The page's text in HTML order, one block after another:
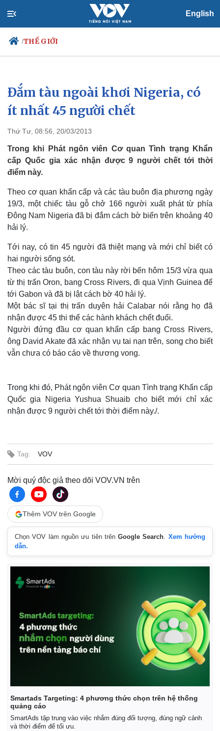
English
/THẾ GIỚI
Chính trị
Đảng
Tổ chức nhân sự
Nhận diện sự thật
Xã hội
Tin 24h
Dự báo thời tiết
Việc làm
Biển đảo
Đắm tàu ngoài khơi Nigeria, có
ít nhất 45 người chết
Thứ Tư, 08:56, 20/03/2013
Trong khi Phát ngôn viên Cơ quan Tình trạng Khẩn
cấp Quốc gia xác nhận được 9 người chết tới thời
điểm này.
Theo cơ quan khẩn cấp và các tàu buôn địa phương ngày
19/3, một chiếc tàu gỗ chở 166 người xuất phát từ phía
Đông Nam Nigeria đã bị đắm cách bờ biển trên khoảng 40
hải lý.
Tới nay, có tin 45 người đã thiệt mạng và mới chỉ biết có
hai người sống sót.
Theo các tàu buôn, con tàu này rời bến hôm 15/3 vừa qua
từ thị trấn Oron, bang Cross Rivers, đi qua Vịnh Guinea để
tới Gabon và đã bị lật cách bờ 40 hải lý.
Một bác sĩ tại thị trấn duyên hải Calabar nói rằng họ đã
nhận được 45 thi thể các hành khách chết đuối.
Người đứng đầu cơ quan khẩn cấp bang Cross Rivers,
ông David Akate đã xác nhận vụ tai nạn trên, song cho biết
vẫn chưa có báo cáo về thương vong.
Trong khi đó, Phát ngôn viên Cơ quan Tình trạng Khẩn cấp
Quốc gia Nigeria Yushua Shuaib cho biết mới chỉ xác
nhận được 9 người chết tới thời điểm này./.
Tag: VOV
Mời quý độc giả theo dõi VOV.VN trên
Thêm VOV trên Google
Chọn VOV làm nguồn ưu tiên trênGoogle Search. Xem hướng
dẫn.
Smartads Targeting: 4 phương thức chọn trên hệ thống
quảng cáo
SmartAds tập trung vào việc nhắm đúng đối tượng, đúng ngữ cảnh
và thời điểm để tối ưu.